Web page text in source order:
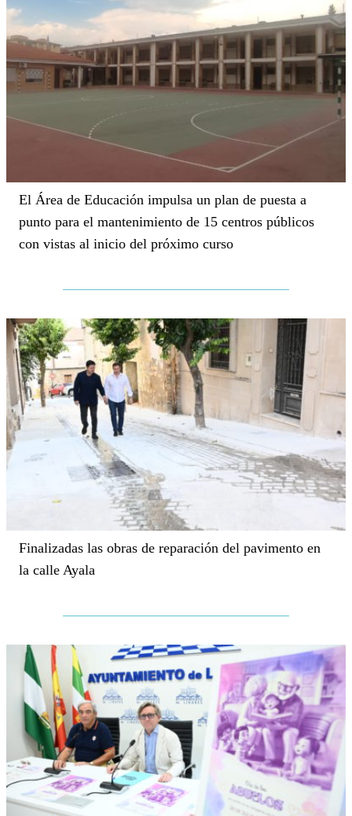
El Área de Educación impulsa un plan de puesta a
punto para el mantenimiento de 15 centros públicos
con vistas al inicio del próximo curso
Finalizadas las obras de reparación del pavimento en
la calle Ayala